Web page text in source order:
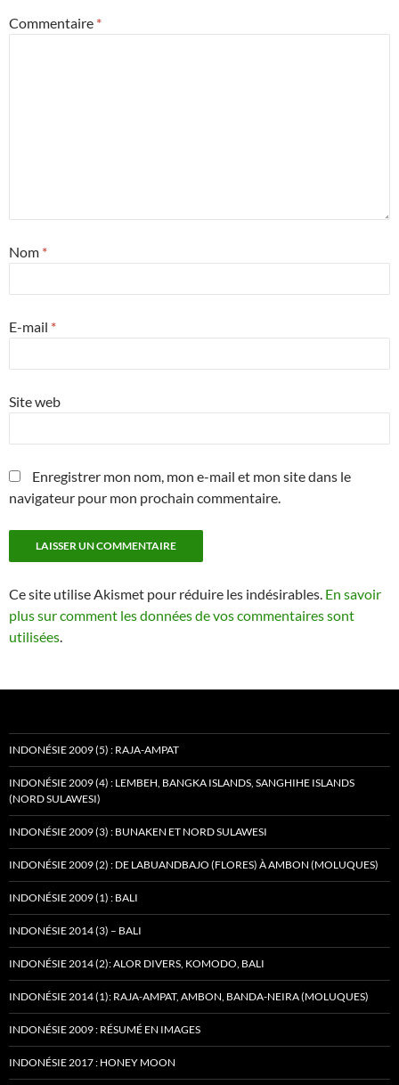
Commentaire *
Nom *
E-mail *
Site web
Enregistrer mon nom, mon e-mail et mon site dans le
navigateur pour mon prochain commentaire.
Ce site utilise Akismet pour réduire les indésirables. En savoir
plus sur comment les données de vos commentaires sont
utilisées
INDONÉSIE 2009 (5) : RAJA-AMPAT
INDONÉSIE 2009 (4) : LEMBEH, BANGKA ISLANDS, SANGHIHE ISLANDS
(NORD SULAWESI)
INDONÉSIE 2009 (3) : BUNAKEN ET NORD SULAWESI
INDONÉSIE 2009 (2) : DE LABUANDBAJO (FLORES) À AMBON (MOLUQUES)
INDONÉSIE 2009 (1) : BALI
INDONÉSIE 2014 (3) – BALI
INDONÉSIE 2014 (2): ALOR DIVERS, KOMODO, BALI
INDONÉSIE 2014 (1): RAJA-AMPAT, AMBON, BANDA-NEIRA (MOLUQUES)
INDONÉSIE 2009 : RÉSUMÉ EN IMAGES
INDONÉSIE 2017 : HONEY MOON